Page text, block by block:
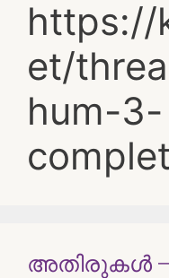
https://
et/
hum-3-
അതിരുകൾ –